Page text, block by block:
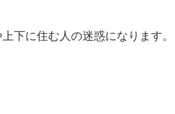
下に住む人の迷惑になります。